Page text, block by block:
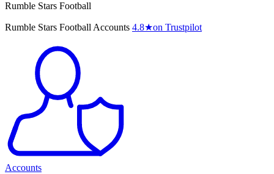
Rumble Stars Football
Rumble Stars Football Accounts 4.8★on Trustpilot
Accounts